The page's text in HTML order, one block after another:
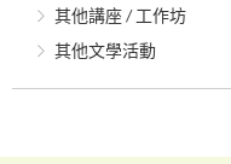
其他講座 / 工作坊
其他文學活動